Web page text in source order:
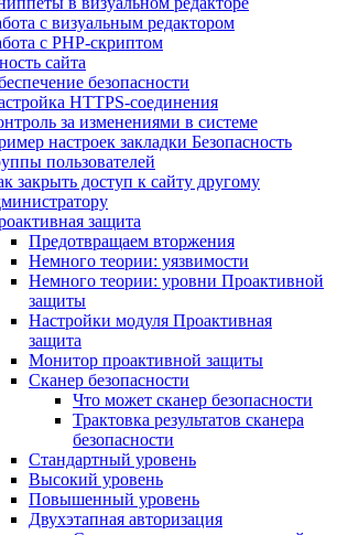
с визуальным редактором
с PHP-скриптом
сайта
безопасности
HTTPS-соединения
за изменениями в системе
настроек закладки Безопасность
пользователей
закрыть доступ к сайту другому
защита
Предотвращаем вторжения
Немного теории: уязвимости
Немного теории: уровни Проактивной
защиты
Настройки модуля Проактивная
защита
Монитор проактивной защиты
Сканер безопасности
Что может сканер безопасности
Трактовка результатов сканера
безопасности
Стандартный уровень
Высокий уровень
Повышенный уровень
Двухэтапная авторизация